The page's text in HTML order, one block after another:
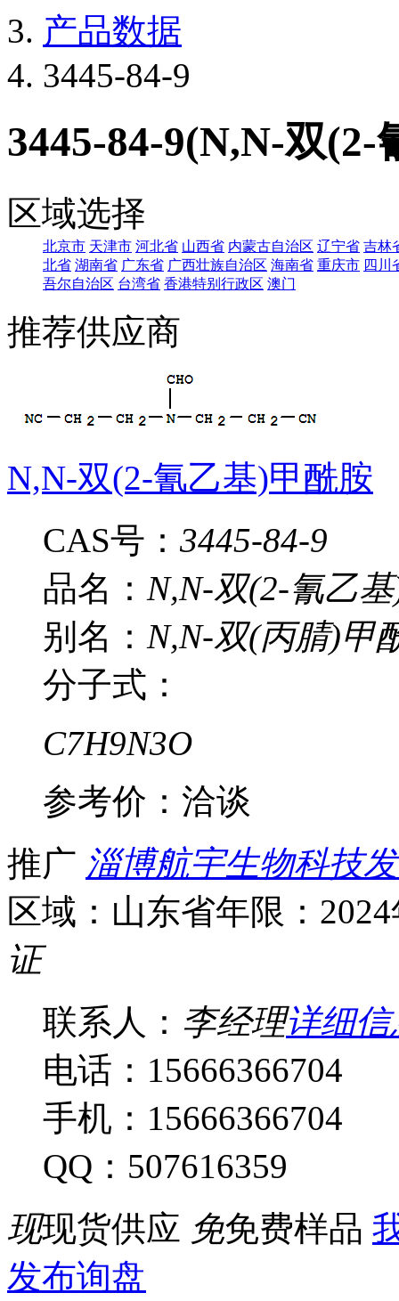
产品数据
3445-84-9
3445-84-9(N,N-双(2-
区域选择
北京市 天津市 河北省 山西省 内蒙古自治区 辽宁省 吉林
北省 湖南省 广东省 广西壮族自治区 海南省 重庆市 四川
吾尔自治区 台湾省 香港特别行政区 澳门
推荐供应商
N,N-双(2-氰乙基)甲酰胺
CAS号： 3445-84-9
品名： N,N-双(2-氰乙
别名： N,N-双(丙腈)甲
分子式：
C7H9N3O
参考价： 洽谈
推广 淄博航宇生物科技
区域：山东省年限：
证
联系人： 李经理详细信
电话：15666366704
手机：15666366704
QQ：507616359
现现货供应 免免费样品
发布询盘